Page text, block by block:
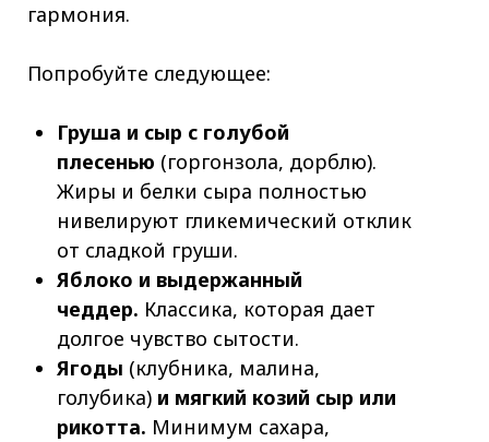
гармония.
Попробуйте следующее:
Груша и сыр с голубой
плесенью (горгонзола, дорблю).
Жиры и белки сыра полностью
нивелируют гликемический отклик
от сладкой груши.
Яблоко и выдержанный
чеддер. Классика, которая дает
долгое чувство сытости.
Ягоды (клубника, малина,
голубика) и мягкий козий сыр или
рикотта. Минимум сахара,